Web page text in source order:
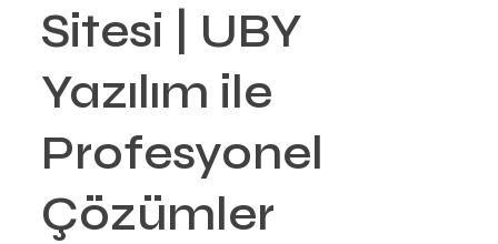
Sitesi | UBY
Yazılım ile
Profesyonel
Çözümler